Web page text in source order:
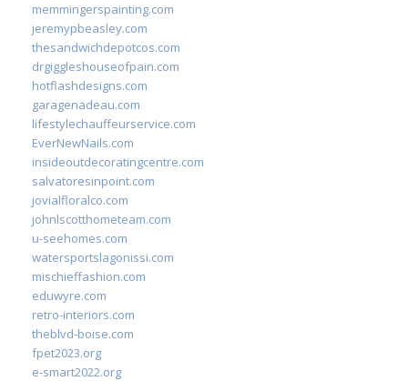
memmingerspainting.com
jeremypbeasley.com
thesandwichdepotcos.com
drgiggleshouseofpain.com
hotflashdesigns.com
garagenadeau.com
lifestylechauffeurservice.com
EverNewNails.com
insideoutdecoratingcentre.com
salvatoresinpoint.com
jovialfloralco.com
johnlscotthometeam.com
u-seehomes.com
watersportslagonissi.com
mischieffashion.com
eduwyre.com
retro-interiors.com
theblvd-boise.com
fpet2023.org
e-smart2022.org